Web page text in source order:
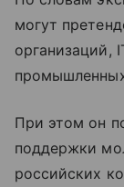
могут
организаций,
При этом он
поддержки
российских